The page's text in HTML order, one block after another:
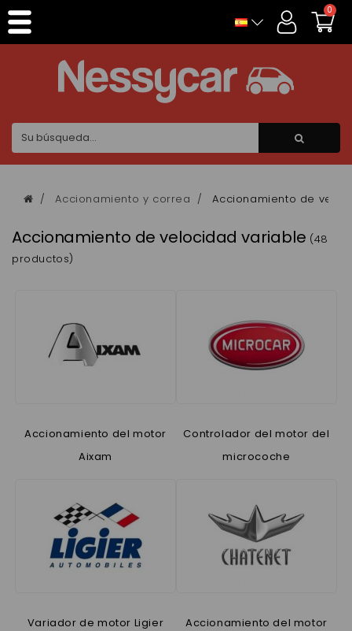
0
Accionamiento y correa Accionamiento de
Accionamiento de velocidad variable (48
productos)
Accionamiento del motor
Aixam
Controlador del motor del
microcoche
Variador de motor Ligier
Accionamiento del motor
Panel de gestión de cookies